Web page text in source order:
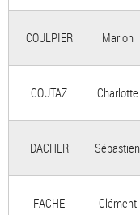
COULPIER Marion
COUTAZ Charlotte
DACHER Sébastien
FACHE Clément